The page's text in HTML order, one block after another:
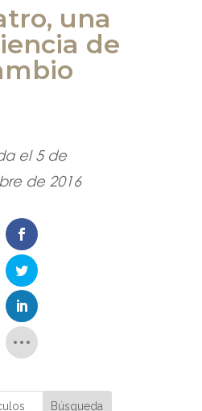
una
de
el 5 de
de 2016